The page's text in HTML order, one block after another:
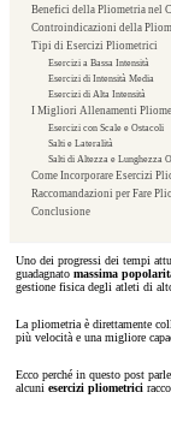
Benefici della Pliometria nel
Controindicazioni della
Tipi di Esercizi Pliometrici
Esercizi a Bassa Intensità
Esercizi di Intensità Media
Esercizi di Alta Intensità
I Migliori Allenamenti
Esercizi con Scale e Ostacoli
Salti e Lateralità
Salti di Altezza e Lunghezza
Come Incorporare Esercizi
Raccomandazioni per Fare
Conclusione
Uno dei progressi dei tempi
guadagnato massima
gestione fisica degli atleti di
La pliometria è direttamente
più velocità e una migliore
Ecco perché in questo post
alcuni esercizi pliometrici